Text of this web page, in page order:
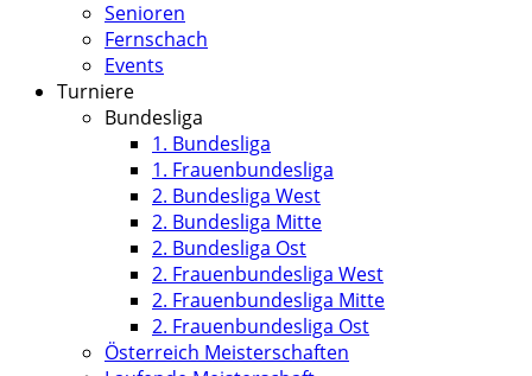
Senioren
Fernschach
Events
Turniere
Bundesliga
1. Bundesliga
1. Frauenbundesliga
2. Bundesliga West
2. Bundesliga Mitte
2. Bundesliga Ost
2. Frauenbundesliga West
2. Frauenbundesliga Mitte
2. Frauenbundesliga Ost
Österreich Meisterschaften